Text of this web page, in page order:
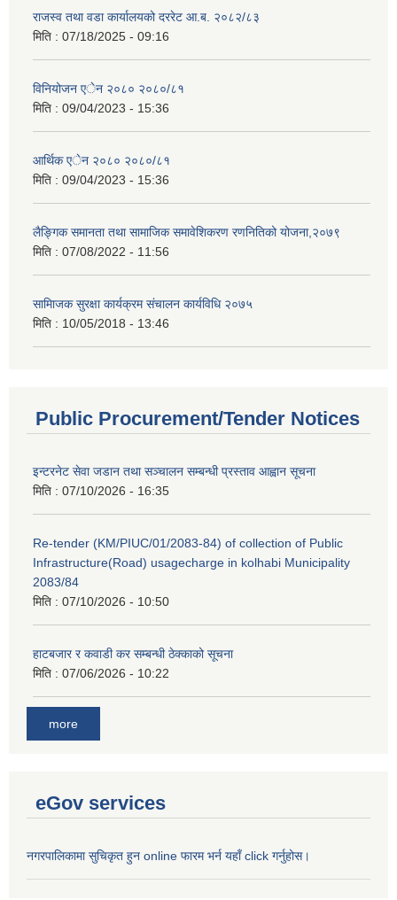
राजस्व तथा वडा कार्यालयको दररेट आ.ब. २०८२/८३
मिति : 07/18/2025 - 09:16
विनियोजन एेन २०८० २०८०/८१
मिति : 09/04/2023 - 15:36
आर्थिक एेन २०८० २०८०/८१
मिति : 09/04/2023 - 15:36
लैङ्गिक समानता तथा सामाजिक समावेशिकरण रणनितिको योजना,२०७९
मिति : 07/08/2022 - 11:56
सामािजक सुरक्षा कार्यक्रम संचालन कार्यविधि २०७५
मिति : 10/05/2018 - 13:46
Public Procurement/Tender Notices
इन्टरनेट सेवा जडान तथा सञ्चालन सम्बन्धी प्रस्ताव आह्वान सूचना
मिति : 07/10/2026 - 16:35
Re-tender (KM/PIUC/01/2083-84) of collection of Public
Infrastructure(Road) usagecharge in kolhabi Municipality
2083/84
मिति : 07/10/2026 - 10:50
हाटबजार र कवाडी कर सम्बन्धी ठेक्काको सूचना
मिति : 07/06/2026 - 10:22
more
eGov services
नगरपालिकामा सुचिकृत हुन online फारम भर्न यहाँ click गर्नुहोस।